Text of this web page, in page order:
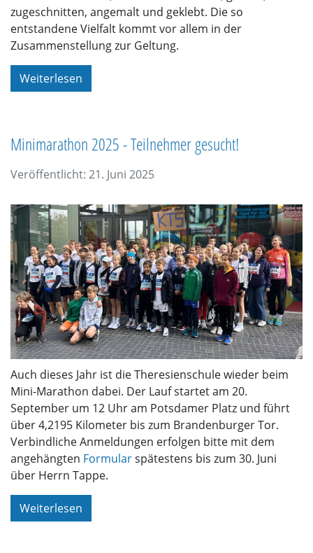
zugeschnitten, angemalt und geklebt. Die so
entstandene Vielfalt kommt vor allem in der
Zusammenstellung zur Geltung.
Weiterlesen
Minimarathon 2025 - Teilnehmer gesucht!
Veröffentlicht: 21. Juni 2025
Auch dieses Jahr ist die Theresienschule wieder beim
Mini-Marathon dabei. Der Lauf startet am 20.
September um 12 Uhr am Potsdamer Platz und führt
über 4,2195 Kilometer bis zum Brandenburger Tor.
Verbindliche Anmeldungen erfolgen bitte mit dem
angehängten Formularspätestens bis zum 30. Juni
über Herrn Tappe.
Weiterlesen